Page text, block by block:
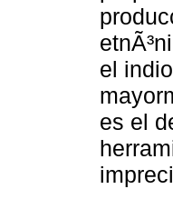
el
es el